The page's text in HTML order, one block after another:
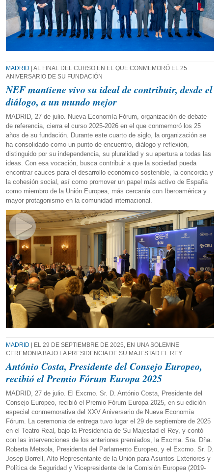
MADRID | AL FINAL DEL CURSO EN EL QUE CONMEMORÓ EL 25
ANIVERSARIO DE SU FUNDACIÓN
NEF mantiene vivo su ideal de contribuir, desde el
diálogo, a un mundo mejor
MADRID, 27 de julio. Nueva Economía Fórum, organización de debate
de referencia, cierra el curso 2025-2026 en el que conmemoró los 25
años de su fundación. Durante este cuarto de siglo, la organización se
ha consolidado como un punto de encuentro, diálogo y reflexión,
distinguido por su independencia, su pluralidad y su apertura a todas las
ideas. Con esa vocación, busca contribuir a que la sociedad pueda
encontrar cauces para el desarrollo económico sostenible, la concordia y
la cohesión social, así como promover un papel más activo de España
como miembro de la Unión Europea, más cercanía con Iberoamérica y
mayor protagonismo en la comunidad internacional.
MADRID | EL 29 DE SEPTIEMBRE DE 2025, EN UNA SOLEMNE
CEREMONIA BAJO LA PRESIDENCIA DE SU MAJESTAD EL REY
António Costa, Presidente del Consejo Europeo,
recibió el Premio Fórum Europa 2025
MADRID, 27 de julio. El Excmo. Sr. D. António Costa, Presidente del
Consejo Europeo, recibió el Premio Fórum Europa 2025, en su edición
especial conmemorativa del XXV Aniversario de Nueva Economía
Fórum. La ceremonia de entrega tuvo lugar el 29 de septiembre de 2025
en el Teatro Real, bajo la Presidencia de Su Majestad el Rey, y contó
con las intervenciones de los anteriores premiados, la Excma. Sra. Dña.
Roberta Metsola, Presidenta del Parlamento Europeo, y el Excmo. Sr. D.
Josep Borrell, Alto Representante de la Unión para Asuntos Exteriores y
Política de Seguridad y Vicepresidente de la Comisión Europea (2019-